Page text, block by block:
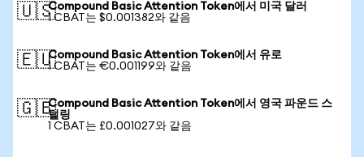
🇺🇸Compound Basic Attention Token에서 미국 달러
1 CBAT는 $0.001382와 같음
🇪🇺Compound Basic Attention Token에서 유로
1 CBAT는 €0.001199와 같음
🇬🇧Compound Basic Attention Token에서 영국 파운드 스
털링
1 CBAT는 £0.001027와 같음